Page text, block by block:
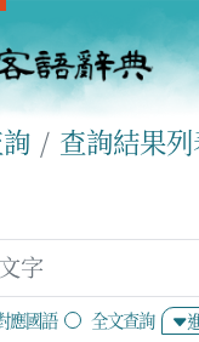
查詢結果
應國語 全文查詢